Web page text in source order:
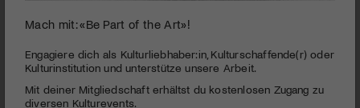
seconds
minutes,
22
Die Traummaschine
Die Regisseure führen uns in der «Traummaschine» in eine
Mach mit: «Be Part of the Art»!
Engagiere dich als Kulturliebhaber:in, Kulturschaffende(r) oder
Kulturinstitution und unterstütze unsere Arbeit.
Mit deiner Mitgliedschaft erhältst du kostenlosen Zugang zu
diversen Kulturevents.